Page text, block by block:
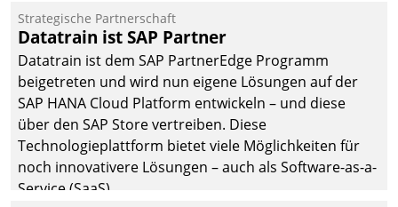
Einsparungen durch optimierte und automatisierte
Prozesse. Doch man darf nicht zu viel erwarten: Allein
mit der Einführung einer neuen Software ist es nicht
getan. Die Digitalisierung erfordert von Unternehmen
die Bereitschaft, sich zu überprüfen, zu hinterfragen
und zu verändern.
Strategische Partnerschaft
Datatrain ist SAP Partner
Datatrain ist dem SAP PartnerEdge Programm
beigetreten und wird nun eigene Lösungen auf der
SAP HANA Cloud Platform entwickeln – und diese
über den SAP Store vertreiben. Diese
Technologieplattform bietet viele Möglichkeiten für
noch innovativere Lösungen – auch als Software-as-a-
Service (SaaS).